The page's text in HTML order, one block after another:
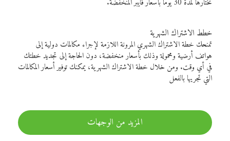
تختارها لمدة 30 يوماً بأسعار فايبر المنخفضة.
خطط الاشتراك الشهرية
تمنحك خطة الاشتراك الشهري المرونة اللازمة لإجراء مكالمات دولية إلى
هواتف أرضية ومحمولة وذلك بأسعار منخفضة، دون الحاجة إلى تجديد خطتك
في أي وقت. ومن خلال خطة الاشتراك الشهرية، يمكنك توفير أسعار المكالمات
التي تجريها بالفعل
المزيد من الوجهات